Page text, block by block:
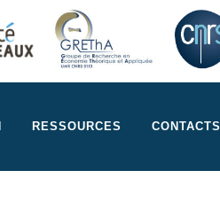
RESSOURCES CONTACTS